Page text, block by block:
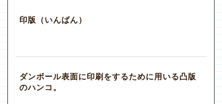
印版 （いんばん）
ダンボール表面に印刷をするために用いる凸版
のハンコ。